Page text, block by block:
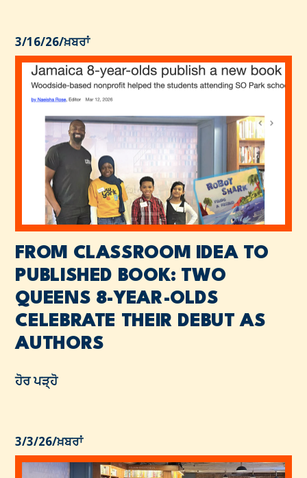
3/16/26/ਖ਼ਬਰਾਂ
FROM CLASSROOM IDEA TO
PUBLISHED BOOK: TWO
QUEENS 8-YEAR-OLDS
CELEBRATE THEIR DEBUT AS
AUTHORS
ਹੋਰ ਪੜ੍ਹੋ
3/3/26/ਖ਼ਬਰਾਂ